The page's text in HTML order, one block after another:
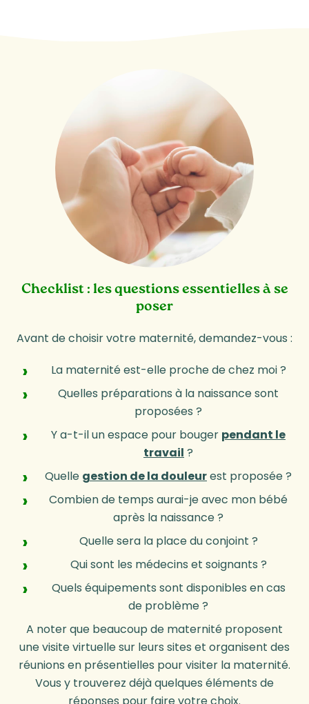
Checklist : les questions essentielles à se
poser
Avant de choisir votre maternité, demandez-vous :
La maternité est-elle proche de chez moi ?
Quelles préparations à la naissance sont
proposées ?
Y a-t-il un espace pour bouger pendant le
travail ?
Quelle gestion de la douleurest proposée ?
Combien de temps aurai-je avec mon bébé
après la naissance ?
Quelle sera la place du conjoint ?
Qui sont les médecins et soignants ?
Quels équipements sont disponibles en cas
de problème ?
A noter que beaucoup de maternité proposent
une visite virtuelle sur leurs sites et organisent des
réunions en présentielles pour visiter la maternité.
Vous y trouverez déjà quelques éléments de